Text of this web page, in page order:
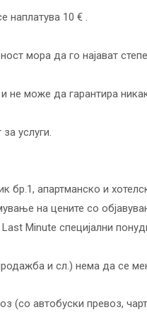
наплатува 10 € .
мора да го најават
не може да гарантира
услуги.
бр.1, апартманско и
на цените со
Last Minute специјални
и сл.) нема да се
(со автобуски превоз,